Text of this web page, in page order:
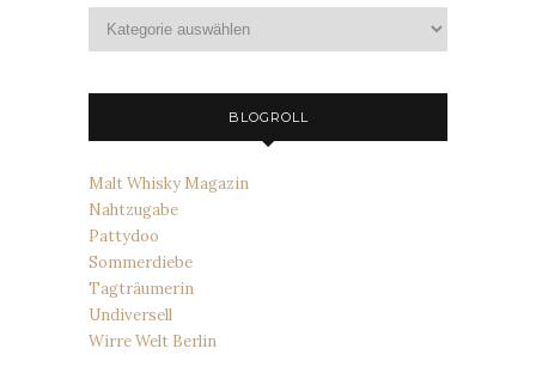
Themen
BLOGROLL
Malt Whisky Magazin
Nahtzugabe
Pattydoo
Sommerdiebe
Tagträumerin
Undiversell
Wirre Welt Berlin